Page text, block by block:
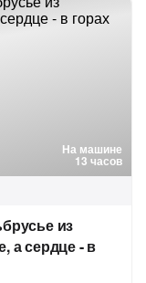
На машине
13 часов
из
а сердце - в